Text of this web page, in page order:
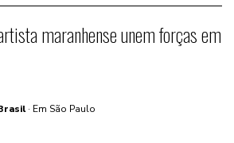
maranhense unem forças em
· Em São Paulo